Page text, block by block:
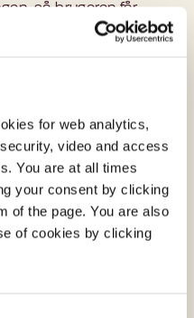
for web analytics,
video and access
You are at all times
your consent by clicking
of the page. You are also
of cookies by clicking
så brugeren får
samtykke efter de
gøre denne adgang
til at brugeren kan
tilgængeligt ved
adgang på